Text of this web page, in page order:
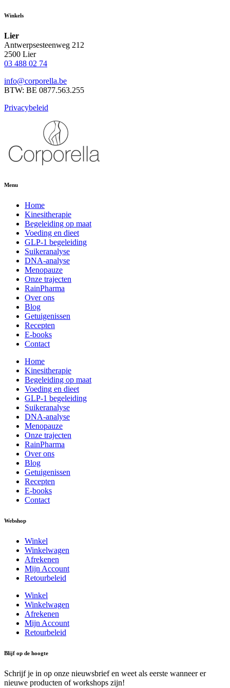
Winkels
Lier
Antwerpsesteenweg 212
2500 Lier
03 488 02 74
info@corporella.be
BTW: BE 0877.563.255
Privacybeleid
Menu
Home
Kinesitherapie
Begeleiding op maat
Voeding en dieet
GLP-1 begeleiding
Suikeranalyse
DNA-analyse
Menopauze
Onze trajecten
RainPharma
Over ons
Blog
Getuigenissen
Recepten
E-books
Contact
Home
Kinesitherapie
Begeleiding op maat
Voeding en dieet
GLP-1 begeleiding
Suikeranalyse
DNA-analyse
Menopauze
Onze trajecten
RainPharma
Over ons
Blog
Getuigenissen
Recepten
E-books
Contact
Webshop
Winkel
Winkelwagen
Afrekenen
Mijn Account
Retourbeleid
Winkel
Winkelwagen
Afrekenen
Mijn Account
Retourbeleid
Blijf op de hoogte
Schrijf je in op onze nieuwsbrief en weet als eerste wanneer er
nieuwe producten of workshops zijn!